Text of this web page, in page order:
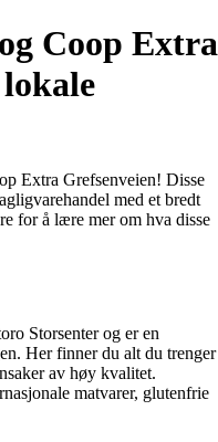
Coop Extra
Extra Grefsenveien! Disse
med et bredt
for å lære mer om hva disse
Storsenter og er en
Her finner du alt du trenger
av høy kvalitet.
matvarer, glutenfrie